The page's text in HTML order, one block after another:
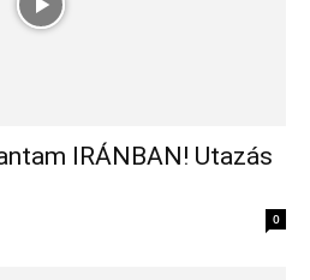
IRÁNBAN! Utazás
0